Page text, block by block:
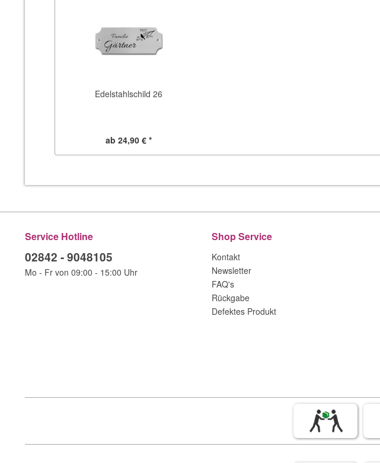
Edelstahlschild 26
ab 24,90 € *
Service Hotline
02842 - 9048105
Mo - Fr von 09:00 - 15:00 Uhr
Shop Service
Kontakt
Newsletter
FAQ's
Rückgabe
Defektes Produkt